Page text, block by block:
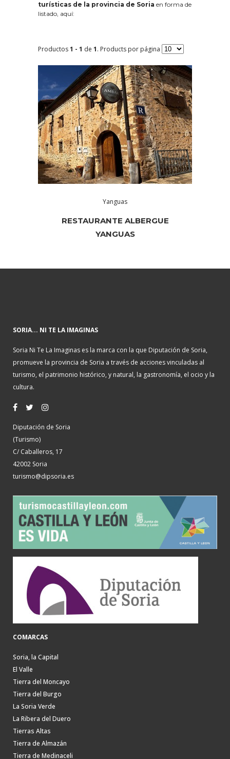
turísticas de la provincia de Soria en forma de
listado, aquí:
Productos1 - 1 de 1. Products por página
Yanguas
RESTAURANTE ALBERGUE
YANGUAS
SORIA... NI TE LA IMAGINAS
Soria Ni Te La Imaginas es la marca con la que Diputación de Soria,
promueve la provincia de Soria a través de acciones vinculadas al
turismo, el patrimonio histórico, y natural, la gastronomía, el ocio y la
cultura.
Diputación de Soria
(Turismo)
C/ Caballeros, 17
42002 Soria
turismo@dipsoria.es
COMARCAS
Soria, la Capital
El Valle
Tierra del Moncayo
Tierra del Burgo
La Soria Verde
La Ribera del Duero
Tierras Altas
Tierra de Almazán
Tierra de Medinaceli